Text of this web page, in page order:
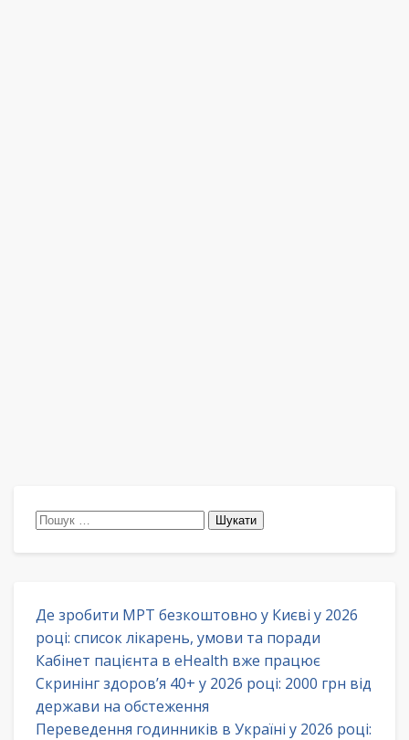
Пошук:
Де зробити МРТ безкоштовно у Києві у 2026
році: список лікарень, умови та поради
Кабінет пацієнта в eHealth вже працює
Скринінг здоров’я 40+ у 2026 році: 2000 грн від
держави на обстеження
Переведення годинників в Україні у 2026 році: